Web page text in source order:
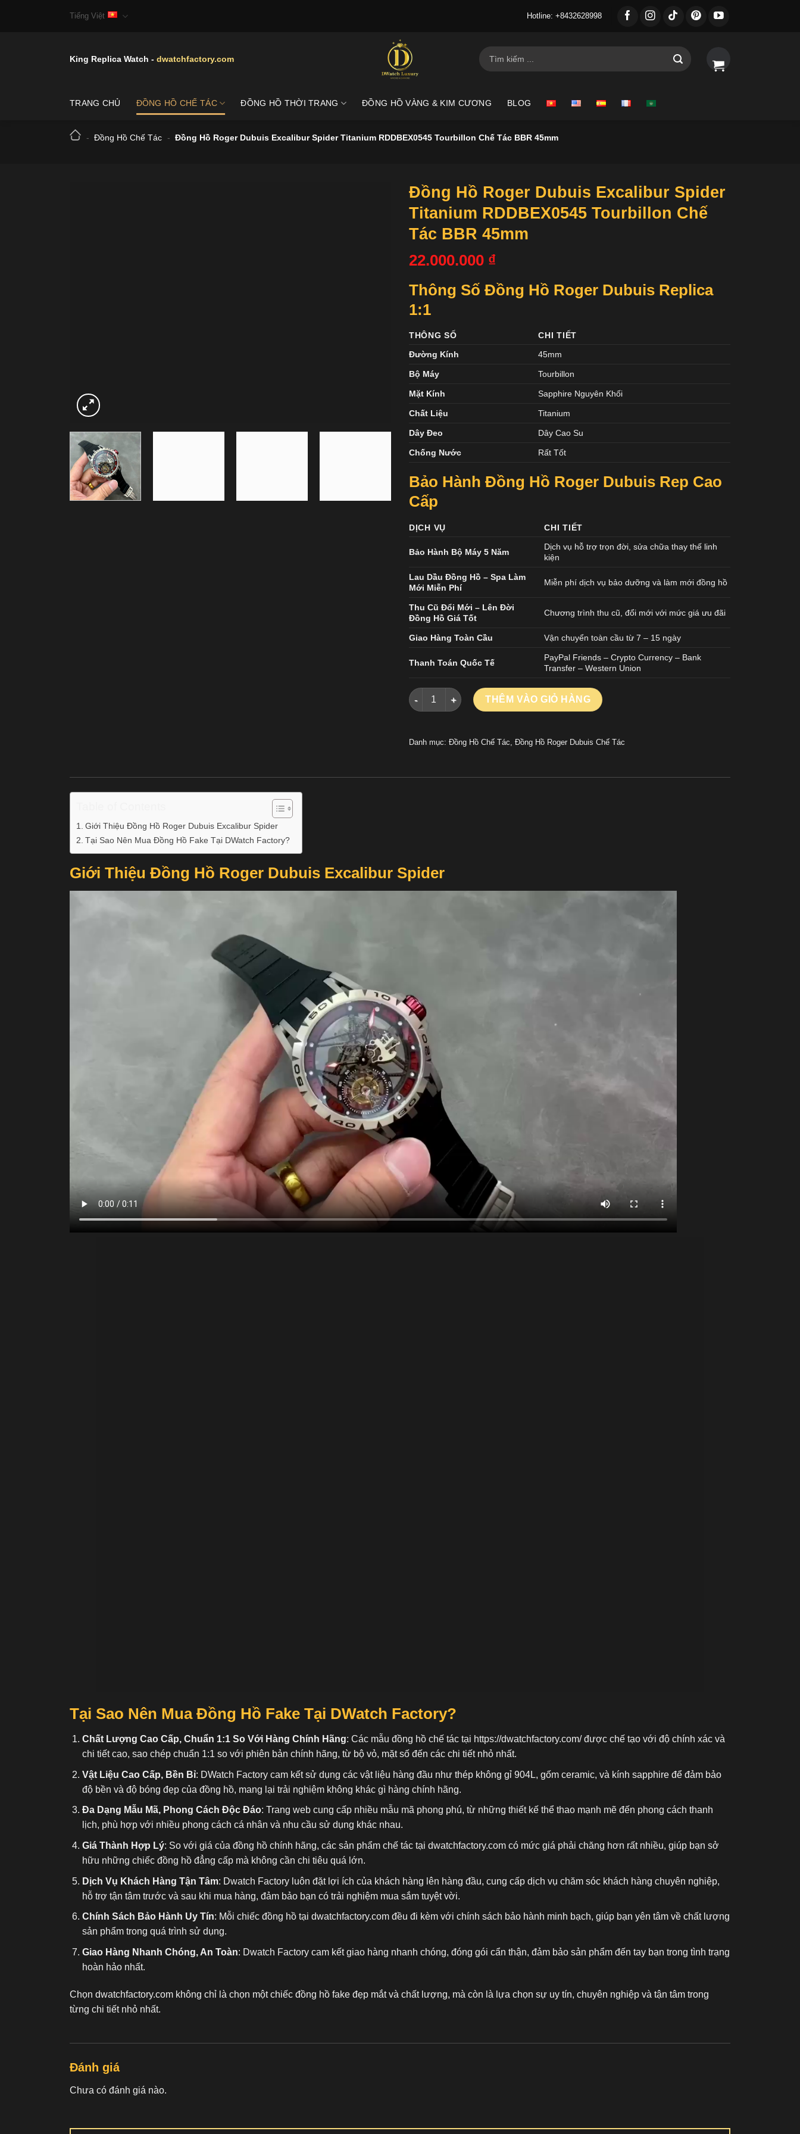
Tiếng Việt Hotline: +8432628998
King Replica Watch - dwatchfactory.com
Tìm
kiếm:
TRANG CHỦ ĐỒNG HỒ CHẾ TÁC ĐỒNG HỒ THỜI TRANG ĐỒNG HỒ VÀNG & KIM CƯƠNG BLOG
- Đồng Hồ Chế Tác - Đồng Hồ Roger Dubuis Excalibur Spider Titanium RDDBEX0545 Tourbillon Chế Tác BBR 45mm
Đồng Hồ Roger Dubuis Excalibur Spider
Titanium RDDBEX0545 Tourbillon Chế
Tác BBR 45mm
22.000.000 ₫
Thông Số Đồng Hồ Roger Dubuis Replica
1:1
THÔNG SỐ
CHI TIẾT
Đường Kính
45mm
Bộ Máy Tourbillon
Mặt Kính Sapphire Nguyên Khối
Chất Liệu Titanium
Dây Đeo Dây Cao Su
Chống Nước Rất Tốt
Bảo Hành Đồng Hồ Roger Dubuis Rep Cao
Cấp
DỊCH VỤ CHI TIẾT
Bảo Hành Bộ Máy 5 Năm
Dịch vụ hỗ trợ trọn đời, sửa chữa thay thế linh
kiện
Lau Dầu Đồng Hồ – Spa Làm
Mới Miễn Phí
Miễn phí dịch vụ bảo dưỡng và làm mới đồng hồ
Thu Cũ Đổi Mới – Lên Đời
Đồng Hồ Giá Tốt
Chương trình thu cũ, đổi mới với mức giá ưu đãi
Giao Hàng Toàn Cầu Vận chuyển toàn cầu từ 7 – 15 ngày
Thanh Toán Quốc Tế
PayPal Friends – Crypto Currency – Bank
Transfer – Western Union
Đồng Hồ Roger Dubuis Excalibur Spider Titanium RDDBEX0545 Tourbillon Chế Tác BBR 45mm
THÊM VÀO GIỎ HÀNG
Danh mục: Đồng Hồ Chế Tác Đồng Hồ Roger Dubuis Chế Tác
Giới Thiệu Đồng Hồ Roger Dubuis Excalibur Spider
Tại Sao Nên Mua Đồng Hồ Fake Tại DWatch Factory?
Giới Thiệu Đồng Hồ Roger Dubuis Excalibur Spider
Tại Sao Nên Mua Đồng Hồ Fake Tại DWatch Factory?
Chất Lượng Cao Cấp, Chuẩn 1:1 So Với Hàng Chính Hãng: Các mẫu đồng hồ chế tác tại https://dwatchfactory.com/được chế tạo với độ chính xác và
chi tiết cao, sao chép chuẩn 1:1 so với phiên bản chính hãng, từ bộ vỏ, mặt số đến các chi tiết nhỏ nhất.
Vật Liệu Cao Cấp, Bền Bỉ: DWatch Factory cam kết sử dụng các vật liệu hàng đầu như thép không gỉ 904L, gốm ceramic, và kính sapphire để đảm bảo
độ bền và độ bóng đẹp của đồng hồ, mang lại trải nghiệm không khác gì hàng chính hãng.
Đa Dạng Mẫu Mã, Phong Cách Độc Đáo: Trang web cung cấp nhiều mẫu mã phong phú, từ những thiết kế thể thao mạnh mẽ đến phong cách thanh
lịch, phù hợp với nhiều phong cách cá nhân và nhu cầu sử dụng khác nhau.
Giá Thành Hợp Lý: So với giá của đồng hồ chính hãng, các sản phẩm chế tác tại dwatchfactory.com có mức giá phải chăng hơn rất nhiều, giúp bạn sở
hữu những chiếc đồng hồ đẳng cấp mà không cần chi tiêu quá lớn.
Dịch Vụ Khách Hàng Tận Tâm: Dwatch Factory luôn đặt lợi ích của khách hàng lên hàng đầu, cung cấp dịch vụ chăm sóc khách hàng chuyên nghiệp,
hỗ trợ tận tâm trước và sau khi mua hàng, đảm bảo bạn có trải nghiệm mua sắm tuyệt vời.
Chính Sách Bảo Hành Uy Tín: Mỗi chiếc đồng hồ tại dwatchfactory.com đều đi kèm với chính sách bảo hành minh bạch, giúp bạn yên tâm về chất lượng
sản phẩm trong quá trình sử dụng.
Giao Hàng Nhanh Chóng, An Toàn: Dwatch Factory cam kết giao hàng nhanh chóng, đóng gói cẩn thận, đảm bảo sản phẩm đến tay bạn trong tình trạng
hoàn hảo nhất.
Chọn dwatchfactory.com không chỉ là chọn một chiếc đồng hồ fake đẹp mắt và chất lượng, mà còn là lựa chọn sự uy tín, chuyên nghiệp và tận tâm trong
từng chi tiết nhỏ nhất.
Đánh giá
Chưa có đánh giá nào.